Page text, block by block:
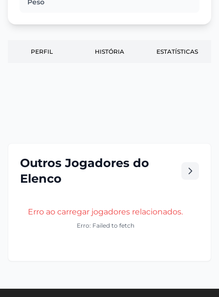
Peso
PERFIL HISTÓRIA ESTATÍSTICAS
Outros Jogadores do
Elenco
Erro ao carregar jogadores relacionados.
Erro: Failed to fetch